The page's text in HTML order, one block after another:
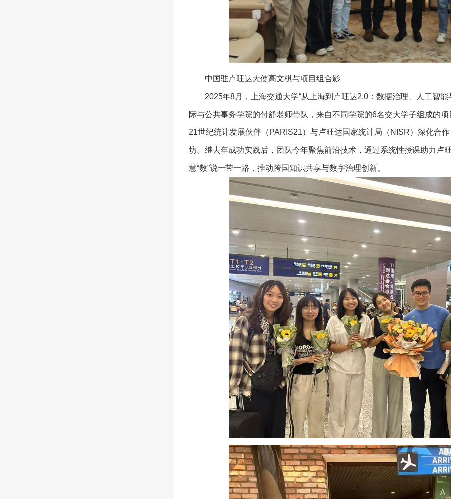
中国驻卢旺达大使高文棋与项目组合影
2025年8月，上海交通大学“从上海到卢旺达2.0：数据治理、人工智
际与公共事务学院的付舒老师带队，来自不同学院的6名交大学子组成的
21世纪统计发展伙伴（PARIS21）与卢旺达国家统计局（NISR）深化合
坊。继去年成功实践后，团队今年聚焦前沿技术，通过系统性授课助力卢
慧“数”说一带一路，推动跨国知识共享与数字治理创新。